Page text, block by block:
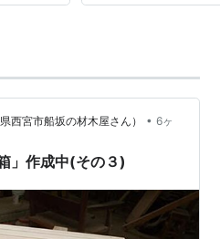
西宮市船坂の材木屋さん） • 6ヶ
」作成中(その３)